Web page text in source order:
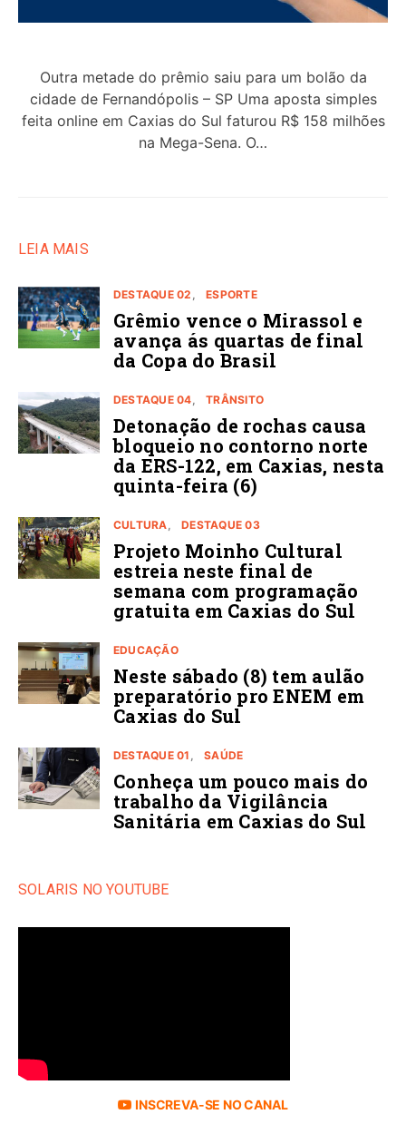
Outra metade do prêmio saiu para um bolão da
cidade de Fernandópolis – SP Uma aposta simples
feita online em Caxias do Sul faturou R$ 158 milhões
na Mega-Sena. O…
LEIA MAIS
DESTAQUE 02 ESPORTE
Grêmio vence o Mirassol e
avança ás quartas de final
da Copa do Brasil
DESTAQUE 04 TRÂNSITO
Detonação de rochas causa
bloqueio no contorno norte
da ERS-122, em Caxias, nesta
quinta-feira (6)
CULTURA DESTAQUE 03
Projeto Moinho Cultural
estreia neste final de
semana com programação
gratuita em Caxias do Sul
EDUCAÇÃO
Neste sábado (8) tem aulão
preparatório pro ENEM em
Caxias do Sul
DESTAQUE 01 SAÚDE
Conheça um pouco mais do
trabalho da Vigilância
Sanitária em Caxias do Sul
SOLARIS NO YOUTUBE
INSCREVA-SE NO CANAL